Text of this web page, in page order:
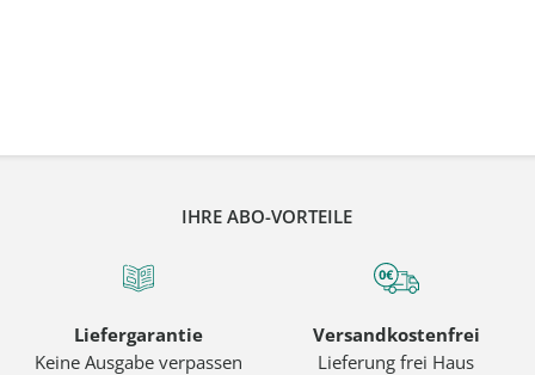
IHRE ABO-VORTEILE
Liefergarantie
Keine Ausgabe verpassen
Versandkostenfrei
Lieferung frei Haus